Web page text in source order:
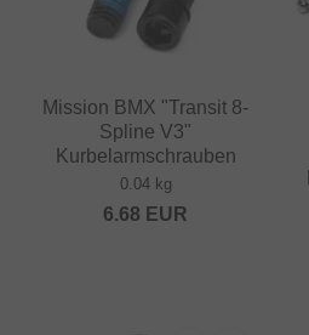
Mission BMX "Transit 8-
Spline V3"
Kurbelarmschrauben
0.04 kg
6.68 EUR